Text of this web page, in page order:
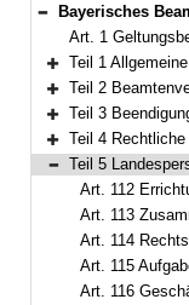
Bereich reduzieren
Bayerisches Beamtengesetz
Art. 1
Bereich erweitern
Teil 1
Bereich erweitern
Teil 2
Bereich erweitern
Teil 3
Bereich erweitern
Teil 4 Rechtliche
Bereich reduzieren
Teil 5
Art. 112
Art. 113
Art. 114
Art. 115
Art. 116